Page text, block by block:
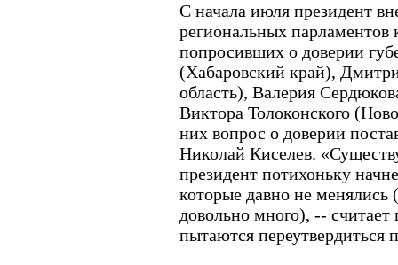
С начала июля президент
региональных парламентов
попросивших о доверии
(Хабаровский край),
область), Валерия
Виктора Толоконского
них вопрос о доверии
Николай Киселев.
президент потихоньку
которые давно не менялись
довольно много), --
пытаются